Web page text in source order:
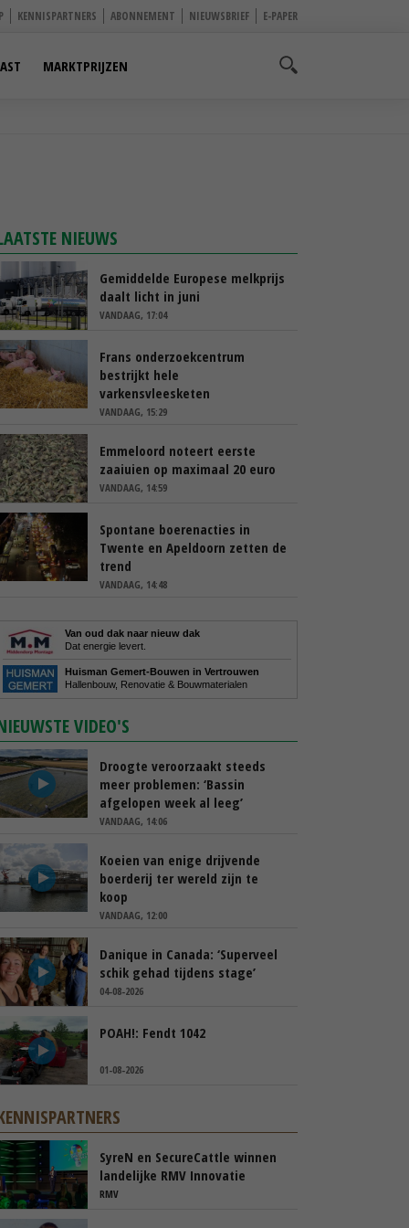
KENNISPARTNERS ABONNEMENT NIEUWSBRIEF E-PAPER
MARKTPRIJZEN
NIEUWS
Gemiddelde Europese melkprijs
daalt licht in juni
VANDAAG, 17:04
Frans onderzoekcentrum
bestrijkt hele
varkensvleesketen
VANDAAG, 15:29
Emmeloord noteert eerste
zaaiuien op maximaal 20 euro
VANDAAG, 14:59
Spontane boerenacties in
Twente en Apeldoorn zetten de
trend
VANDAAG, 14:48
Van oud dak naar nieuw dak
Dat energie levert.
Huisman Gemert-Bouwen in Vertrouwen
Hallenbouw, Renovatie & Bouwmaterialen
VIDEO'S
Droogte veroorzaakt steeds
meer problemen: ‘Bassin
afgelopen week al leeg’
VANDAAG, 14:06
Koeien van enige drijvende
boerderij ter wereld zijn te
koop
VANDAAG, 12:00
Danique in Canada: ‘Superveel
schik gehad tijdens stage’
04-08-2026
POAH!: Fendt 1042
01-08-2026
SyreN en SecureCattle winnen
landelijke RMV Innovatie
Awards
RMV